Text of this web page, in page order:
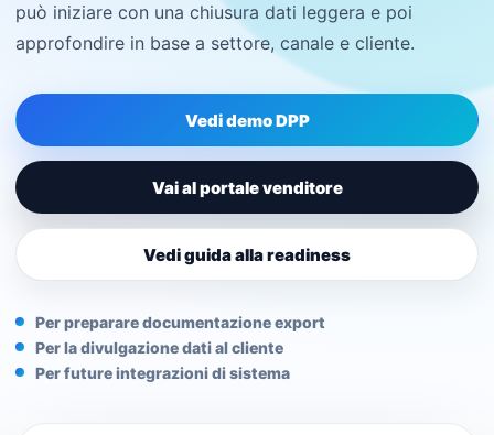
può iniziare con una chiusura dati leggera e poi
approfondire in base a settore, canale e cliente.
Vedi demo DPP
Vai al portale venditore
Vedi guida alla readiness
Per preparare documentazione export
Per la divulgazione dati al cliente
Per future integrazioni di sistema